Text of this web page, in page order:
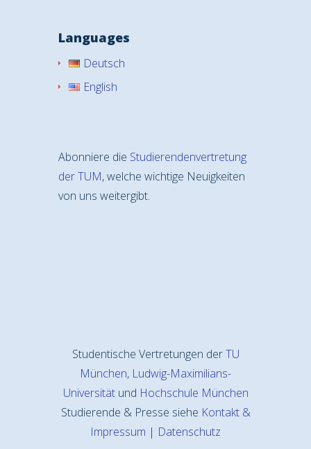
Languages
Deutsch
English
Abonniere die Studierendenvertretung
der TUM, welche wichtige Neuigkeiten
von uns weitergibt.
Studentische Vertretungen derTU
München, Ludwig-Maximilians-
Universitätund Hochschule München
Studierende & Presse siehe Kontakt &
Impressum | Datenschutz